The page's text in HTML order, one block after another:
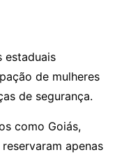
estaduais
de mulheres
de segurança.
como Goiás,
apenas